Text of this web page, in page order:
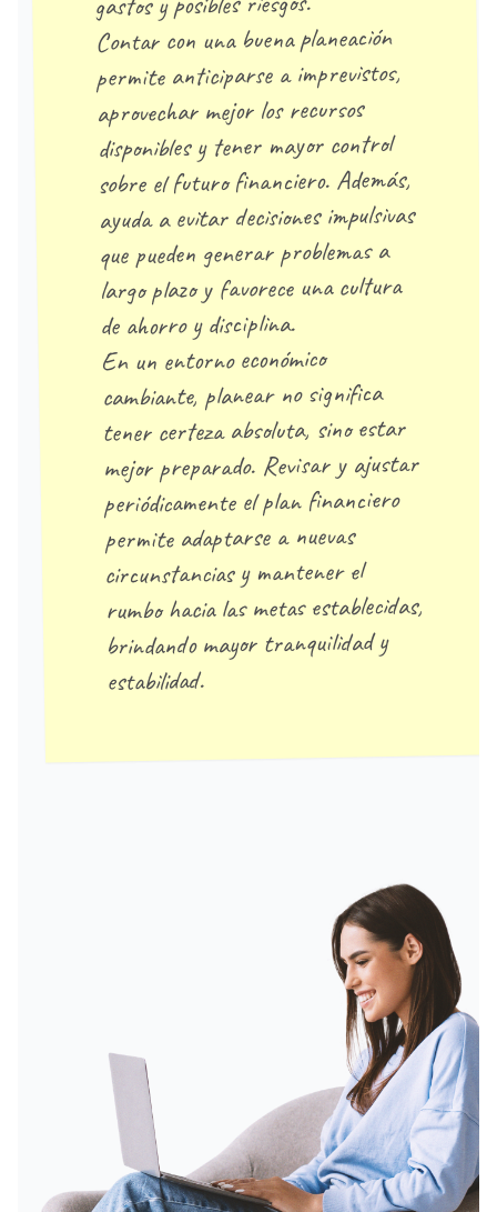
Contar con una buena planeación
permite anticiparse a imprevistos,
aprovechar mejor los recursos
disponibles y tener mayor control
sobre el futuro financiero. Además,
ayuda a evitar decisiones impulsivas
que pueden generar problemas a
largo plazo y favorece una cultura
de ahorro ydisciplina.
En un entorno económico
cambiante, planear no significa
tener certeza absoluta, sino estar
mejor preparado. Revisar y ajustar
periódicamente el plan financiero
permite adaptarse a nuevas
circunstancias y mantener el
rumbo hacia las metas establecidas,
brindando mayor tranquilidad y
estabilidad.